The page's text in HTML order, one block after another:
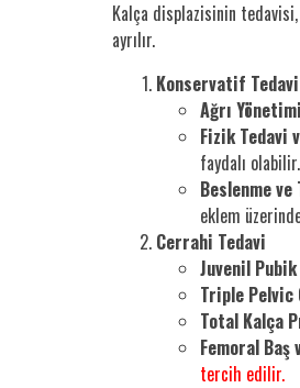
Kalça displazisinin
ayrılır.
Konservatif Tedavi
Ağrı
Fizik Tedavi
faydalı olabilir.
Beslenme
eklem
Cerrahi Tedavi
Juvenil
Triple Pelvic
Total Kalça
Femoral Baş
tercih edilir.